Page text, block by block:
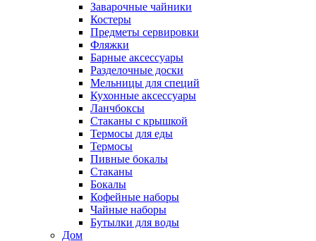
Заварочные чайники
Костеры
Предметы сервировки
Фляжки
Барные аксессуары
Разделочные доски
Мельницы для специй
Кухонные аксессуары
Ланчбоксы
Стаканы с крышкой
Термосы для еды
Термосы
Пивные бокалы
Стаканы
Бокалы
Кофейные наборы
Чайные наборы
Бутылки для воды
Дом